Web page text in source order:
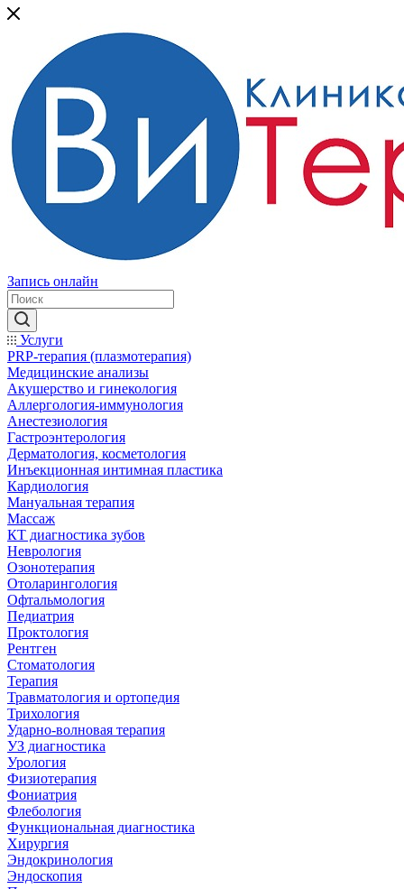
Запись онлайн
Услуги
PRP-терапия (плазмотерапия)
Медицинские анализы
Акушерство и гинекология
Аллергология-иммунология
Анестезиология
Гастроэнтерология
Дерматология, косметология
Инъекционная интимная пластика
Кардиология
Мануальная терапия
Массаж
КТ диагностика зубов
Неврология
Озонотерапия
Отоларингология
Офтальмология
Педиатрия
Проктология
Рентген
Стоматология
Терапия
Травматология и ортопедия
Трихология
Ударно-волновая терапия
УЗ диагностика
Урология
Физиотерапия
Фониатрия
Флебология
Функциональная диагностика
Хирургия
Эндокринология
Эндоскопия